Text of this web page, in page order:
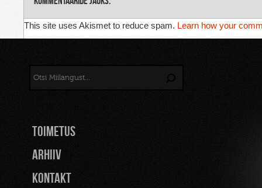
This site uses Akismet to reduce spam. Learn how your
TOIMETUS
Arhiiv
Kontakt